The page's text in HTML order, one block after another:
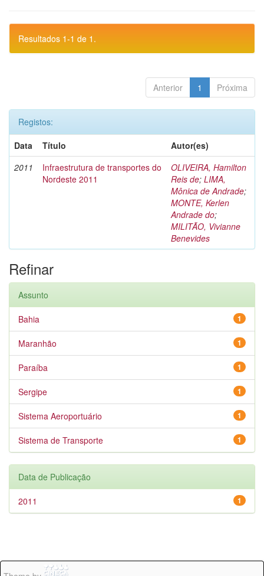
Resultados 1-1 de 1.
Anterior 1 Próxima
Registos:
Data
Título
Autor(es)
2011
Infraestrutura de transportes do
Nordeste 2011
OLIVEIRA, Hamilton
Reis de; LIMA,
Mônica de Andrade;
MONTE, Kerlen
Andrade do;
MILITÃO, Vivianne
Benevides
Refinar
Assunto
1
Bahia
1
Maranhão
1
Paraíba
1
Sergipe
1
Sistema Aeroportuário
1
Sistema de Transporte
Data de Publicação
1
2011